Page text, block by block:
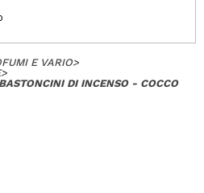
E VARIO>
>
DI INCENSO - COCCO